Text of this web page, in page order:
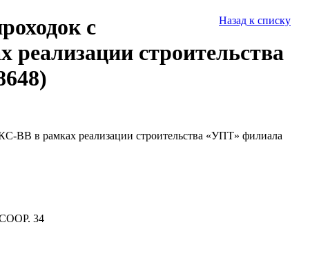
Назад к списку
с
строительства
ВВ в рамках реализации строительства «УПТ» филиала
34